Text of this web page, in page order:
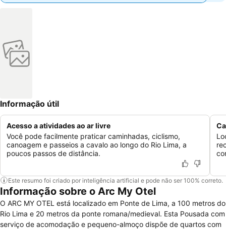
Informação útil
Acesso a atividades ao ar livre
Você pode facilmente praticar caminhadas, ciclismo,
canoagem e passeios a cavalo ao longo do Rio Lima, a
poucos passos de distância.
Este resumo foi criado por inteligência artificial e pode não ser 100% correto.
Informação sobre o Arc My Otel
O ARC MY OTEL está localizado em Ponte de Lima, a 100 metros do
Rio Lima e 20 metros da ponte romana/medieval. Esta Pousada com
serviço de acomodação e pequeno-almoço dispõe de quartos com